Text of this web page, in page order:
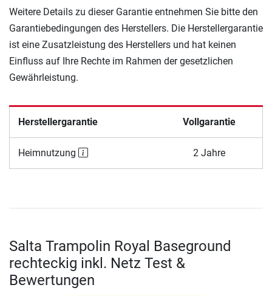
Weitere Details zu dieser Garantie entnehmen Sie bitte den
Garantiebedingungen des Herstellers. Die Herstellergarantie
ist eine Zusatzleistung des Herstellers und hat keinen
Einfluss auf Ihre Rechte im Rahmen der gesetzlichen
Gewährleistung.
Herstellergarantie Vollgarantie
Heimnutzung 2 Jahre
Salta Trampolin Royal Baseground
rechteckig inkl. Netz Test &
Bewertungen